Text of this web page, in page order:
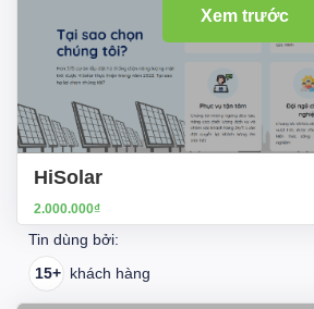
HiSolar
2.000.000₫
Tin dùng bởi:
15+ khách hàng
Xem trước